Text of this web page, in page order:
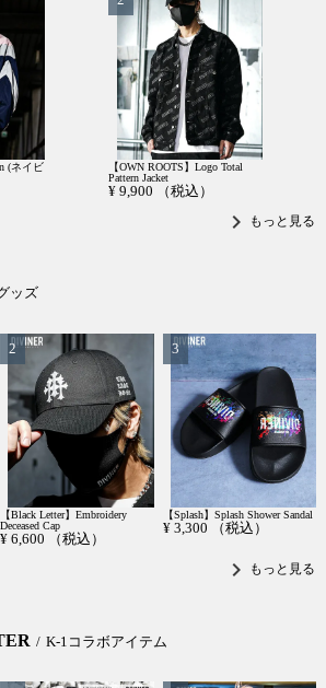
(ネイビ
【OWN ROOTS】Logo Total
Pattern Jacket
¥ 9,900 （税込）
chevron_right もっと見る
ッズ
【Black Letter】Embroidery
Deceased Cap
¥ 6,600 （税込）
【Splash】Splash Shower Sandal
¥ 3,300 （税込）
chevron_right もっと見る
K-1コラボアイテム